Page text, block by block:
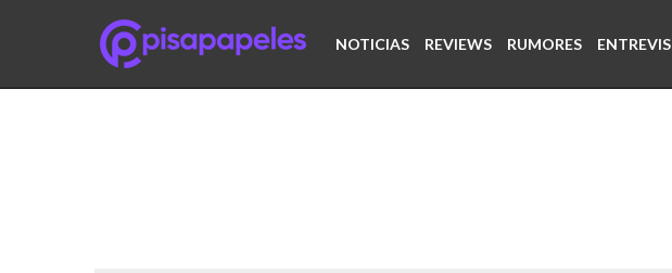
NOTICIAS REVIEWS RUMORES